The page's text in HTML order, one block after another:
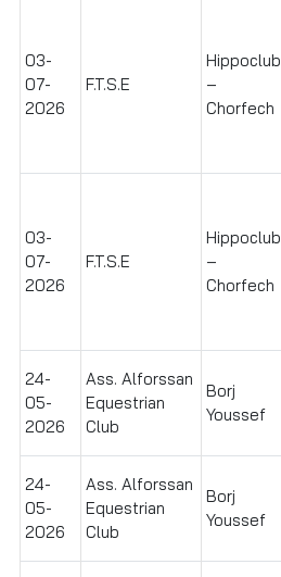
03-
07-
2026
F.T.S.E
Hippoclub
–
Chorfech
03-
07-
2026
F.T.S.E
Hippoclub
–
Chorfech
24-
05-
2026
Ass. Alforssan
Equestrian
Club
Borj
Youssef
24-
05-
2026
Ass. Alforssan
Equestrian
Club
Borj
Youssef